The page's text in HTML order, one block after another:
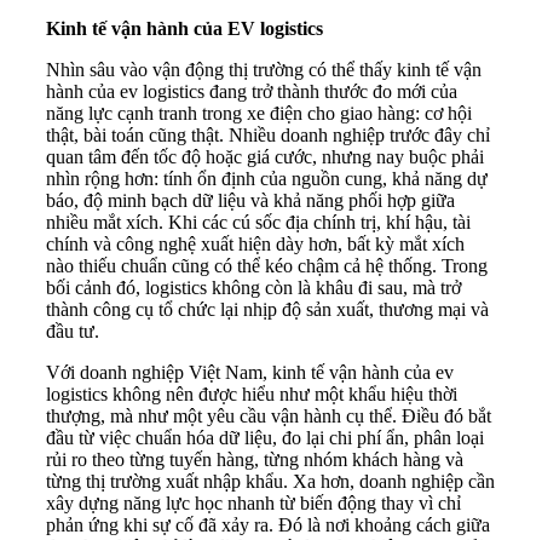
Kinh tế vận hành của EV logistics
Nhìn sâu vào vận động thị trường có thể thấy kinh tế vận
hành của ev logistics đang trở thành thước đo mới của
năng lực cạnh tranh trong xe điện cho giao hàng: cơ hội
thật, bài toán cũng thật. Nhiều doanh nghiệp trước đây chỉ
quan tâm đến tốc độ hoặc giá cước, nhưng nay buộc phải
nhìn rộng hơn: tính ổn định của nguồn cung, khả năng dự
báo, độ minh bạch dữ liệu và khả năng phối hợp giữa
nhiều mắt xích. Khi các cú sốc địa chính trị, khí hậu, tài
chính và công nghệ xuất hiện dày hơn, bất kỳ mắt xích
nào thiếu chuẩn cũng có thể kéo chậm cả hệ thống. Trong
bối cảnh đó, logistics không còn là khâu đi sau, mà trở
thành công cụ tổ chức lại nhịp độ sản xuất, thương mại và
đầu tư.
Với doanh nghiệp Việt Nam, kinh tế vận hành của ev
logistics không nên được hiểu như một khẩu hiệu thời
thượng, mà như một yêu cầu vận hành cụ thể. Điều đó bắt
đầu từ việc chuẩn hóa dữ liệu, đo lại chi phí ẩn, phân loại
rủi ro theo từng tuyến hàng, từng nhóm khách hàng và
từng thị trường xuất nhập khẩu. Xa hơn, doanh nghiệp cần
xây dựng năng lực học nhanh từ biến động thay vì chỉ
phản ứng khi sự cố đã xảy ra. Đó là nơi khoảng cách giữa